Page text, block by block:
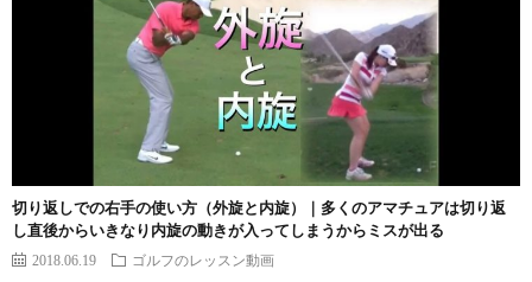
切り返しでの右手の使い方（外旋と内旋）｜多くのアマチュアは切り返
し直後からいきなり内旋の動きが入ってしまうからミスが出る
2018.06.19 ゴルフのレッスン動画